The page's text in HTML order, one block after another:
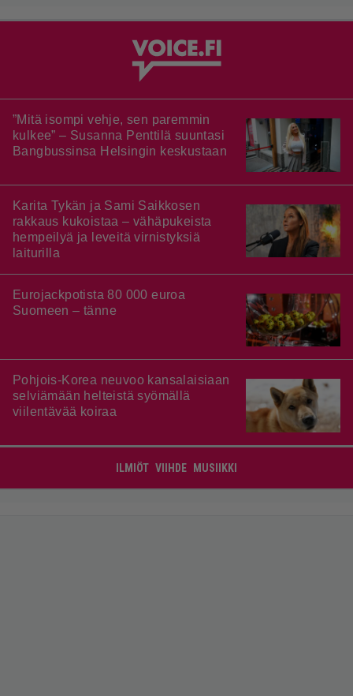
”Mitä isompi vehje, sen paremmin
kulkee” – Susanna Penttilä suuntasi
Bangbussinsa Helsingin keskustaan
Karita Tykän ja Sami Saikkosen
rakkaus kukoistaa – vähäpukeista
hempeilyä ja leveitä virnistyksiä
laiturilla
Eurojackpotista 80 000 euroa
Suomeen – tänne
Pohjois-Korea neuvoo kansalaisiaan
selviämään helteistä syömällä
viilentävää koiraa
ILMIÖT VIIHDE MUSIIKKI